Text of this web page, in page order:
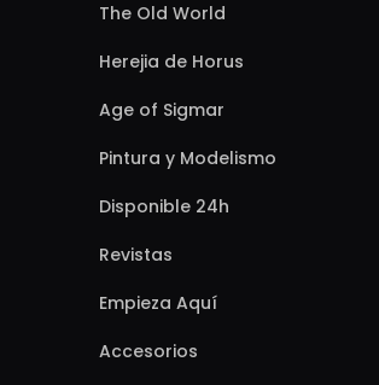
The Old World
Herejia de Horus
Age of Sigmar
Pintura y Modelismo
Disponible 24h
Revistas
Empieza Aquí
Accesorios